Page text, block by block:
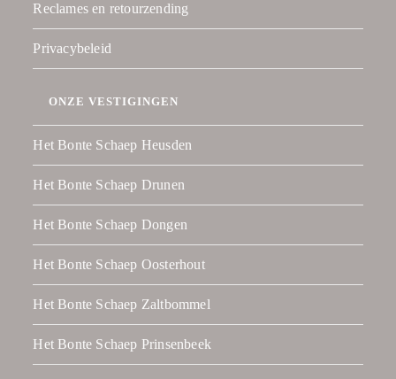
Reclames en retourzending
Privacybeleid
ONZE VESTIGINGEN
Het Bonte Schaep Heusden
Het Bonte Schaep Drunen
Het Bonte Schaep Dongen
Het Bonte Schaep Oosterhout
Het Bonte Schaep Zaltbommel
Het Bonte Schaep Prinsenbeek